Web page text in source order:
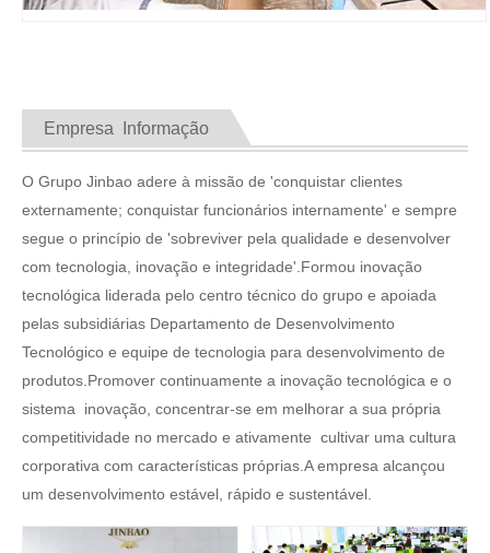
Empresa Informação
O Grupo Jinbao adere à missão de 'conquistar clientes
externamente; conquistar funcionários internamente' e sempre
segue o princípio de 'sobreviver pela qualidade e desenvolver
com tecnologia, inovação e integridade'.Formou inovação
tecnológica liderada pelo centro técnico do grupo e apoiada
pelas subsidiárias Departamento de Desenvolvimento
Tecnológico e equipe de tecnologia para desenvolvimento de
produtos.Promover continuamente a inovação tecnológica e o
sistema inovação, concentrar-se em melhorar a sua própria
competitividade no mercado e ativamente cultivar uma cultura
corporativa com características próprias.A empresa alcançou
um desenvolvimento estável, rápido e sustentável.